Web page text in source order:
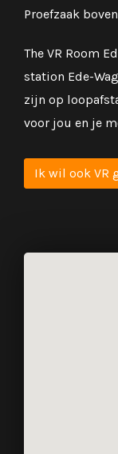
Proefzaak
The VR Room
station Ede-
zijn op
voor jou en je
Ik wil ook VR